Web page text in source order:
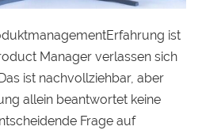
ist
Manager verlassen sich
ist nachvollziehbar, aber
allein beantwortet keine
Frage auf